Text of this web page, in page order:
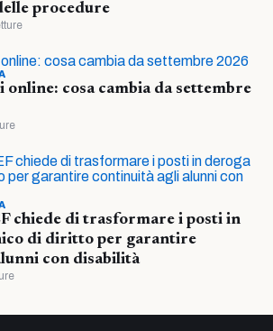
procedure
online: cosa cambia da settembre
chiede di trasformare i posti in
di diritto per garantire
con disabilità